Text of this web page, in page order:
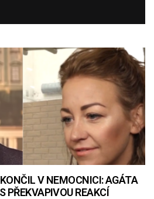
V NEMOCNICI: AGÁTA
PŘEKVAPIVOU REAKCÍ